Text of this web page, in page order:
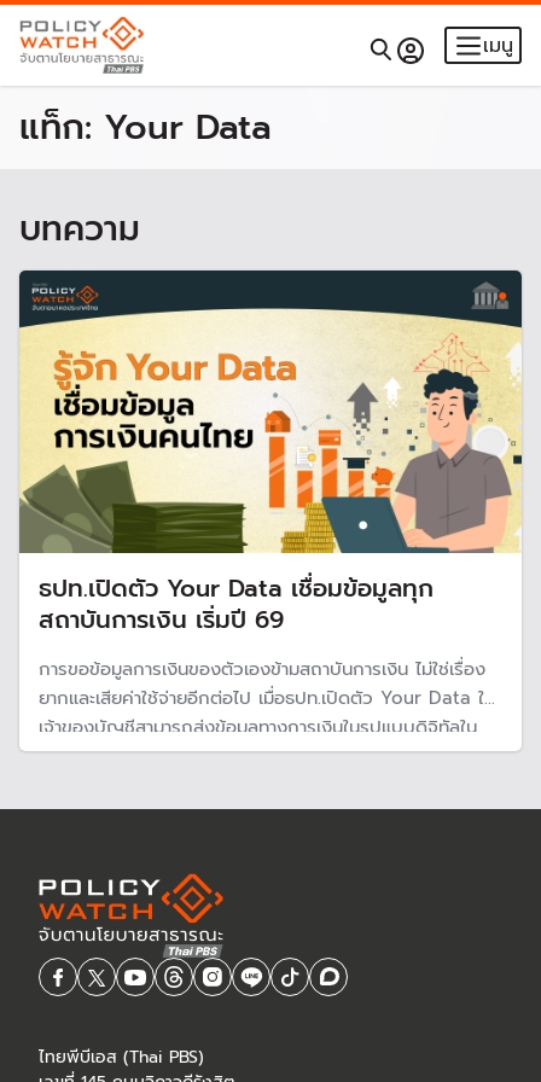
เมนู
แท็ก: Your Data
บทความ
ธปท.เปิดตัว Your Data เชื่อมข้อมูลทุก
สถาบันการเงิน เริ่มปี 69
การขอข้อมูลการเงินของตัวเองข้ามสถาบันการเงิน ไม่ใช่เรื่อง
ยากและเสียค่าใช้จ่ายอีกต่อไป เมื่อธปท.เปิดตัว Your Data ให้
เจ้าของบัญชีสามารถส่งข้อมูลทางการเงินในรูปแบบดิจิทัลใน
สถาบันการเงิน ให้กับสถาบันการเงินอื่น ๆ ได้ เพื่อใช้ขอสินเชื่อ
ไทยพีบีเอส (Thai PBS)